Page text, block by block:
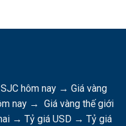
hôm nay → Giá vàng
nay → Giá vàng thế giới
→ Tỷ giá USD → Tỷ giá